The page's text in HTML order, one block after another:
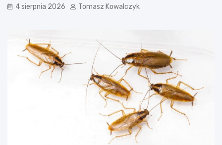
4 sierpnia 2026 Tomasz Kowalczyk